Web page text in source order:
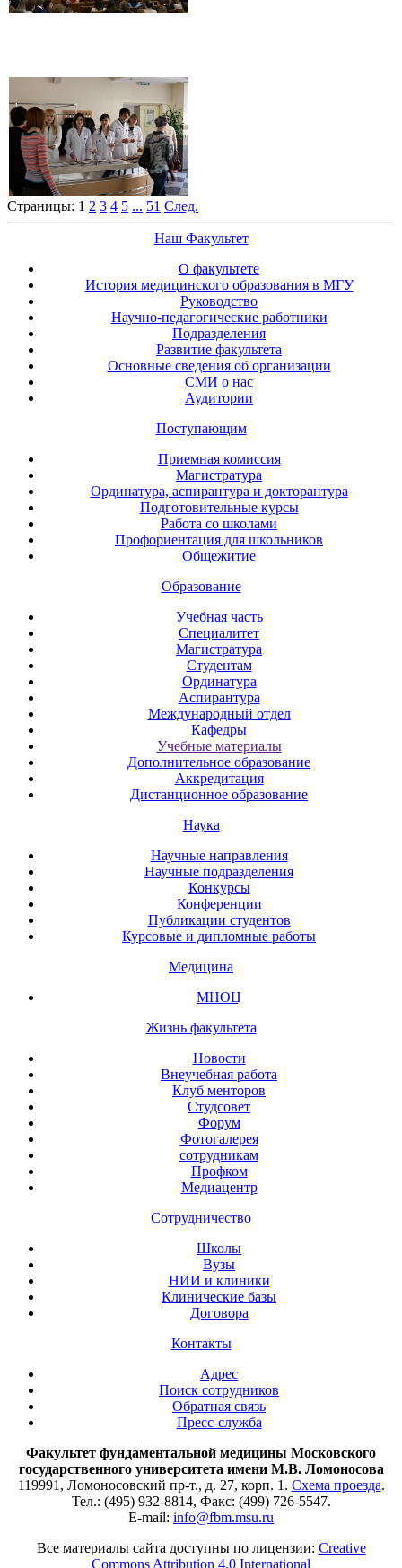
Страницы: 1 2 3 4 5 ... 51 След.
Наш Факультет
О факультете
История медицинского образования в МГУ
Руководство
Научно-педагогические работники
Подразделения
Развитие факультета
Основные сведения об организации
СМИ о нас
Аудитории
Поступающим
Приемная комиссия
Магистратура
Ординатура, аспирантура и докторантура
Подготовительные курсы
Работа со школами
Профориентация для школьников
Общежитие
Образование
Учебная часть
Специалитет
Магистратура
Студентам
Ординатура
Аспирантура
Международный отдел
Кафедры
Учебные материалы
Дополнительное образование
Аккредитация
Дистанционное образование
Наука
Научные направления
Научные подразделения
Конкурсы
Конференции
Публикации студентов
Курсовые и дипломные работы
Медицина
МНОЦ
Жизнь факультета
Новости
Внеучебная работа
Клуб менторов
Студсовет
Форум
Фотогалерея
сотрудникам
Профком
Медиацентр
Сотрудничество
Школы
Вузы
НИИ и клиники
Клинические базы
Договора
Контакты
Адрес
Поиск сотрудников
Обратная связь
Пресс-служба
Факультет фундаментальной медицины Московского
государственного университета имени М.В. Ломоносова
119991, Ломоносовский пр-т., д. 27, корп. 1. Схема проезда.
Тел.: (495) 932-8814, Факс: (499) 726-5547.
E-mail: info@fbm.msu.ru
Все материалы сайта доступны по лицензии: Creative
Commons Attribution 4.0 International